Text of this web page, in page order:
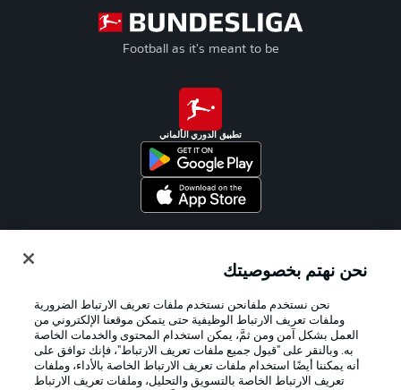
Football as it's meant to be
تطبيق الدوري الألماني
نحن نهتم بخصوصيتك
نحن نستخدم ملفانحن نستخدم ملفات تعريف الارتباط الضرورية
وملفات تعريف الارتباط الوظيفية حتى يتمكن موقعنا الإلكتروني من
العمل بشكل آمن ومن ثمَّ، يمكن استخدام المحتوى والخدمات الخاصة
به. وبالنقر على "قبول جميع ملفات تعريف الارتباط"، فإنك توافق على
أنه يمكننا أيضًا استخدام ملفات تعريف الارتباط الخاصة بالأداء، وملفات
تعريف الارتباط الخاصة بالتسويق والتحليل، وملفات تعريف الارتباط